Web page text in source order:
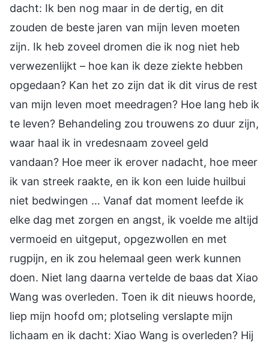
dacht: Ik ben nog maar in de dertig, en dit
zouden de beste jaren van mijn leven moeten
zijn. Ik heb zoveel dromen die ik nog niet heb
verwezenlijkt – hoe kan ik deze ziekte hebben
opgedaan? Kan het zo zijn dat ik dit virus de rest
van mijn leven moet meedragen? Hoe lang heb ik
te leven? Behandeling zou trouwens zo duur zijn,
waar haal ik in vredesnaam zoveel geld
vandaan? Hoe meer ik erover nadacht, hoe meer
ik van streek raakte, en ik kon een luide huilbui
niet bedwingen … Vanaf dat moment leefde ik
elke dag met zorgen en angst, ik voelde me altijd
vermoeid en uitgeput, opgezwollen en met
rugpijn, en ik zou helemaal geen werk kunnen
doen. Niet lang daarna vertelde de baas dat Xiao
Wang was overleden. Toen ik dit nieuws hoorde,
liep mijn hoofd om; plotseling verslapte mijn
lichaam en ik dacht: Xiao Wang is overleden? Hij